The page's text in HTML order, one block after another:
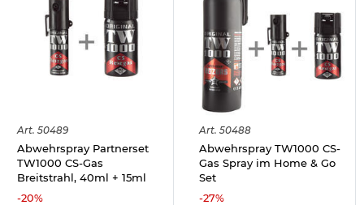
Art. 50489
Abwehrspray Partnerset
TW1000 CS-Gas
Breitstrahl, 40ml + 15ml
-20%
Art. 50488
Abwehrspray TW1000 CS-
Gas Spray im Home & Go
Set
-27%